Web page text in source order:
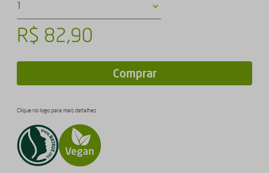
R$ 82,90
Comprar
Clique no logo para mais detalhes